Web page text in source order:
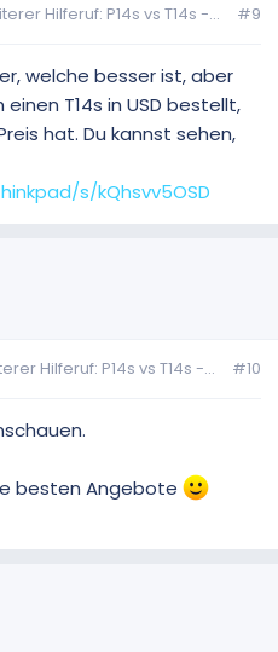
Hilferuf: P14s vs T14s -... #9
welche besser ist, aber
T14s in USD bestellt,
hat. Du kannst sehen,
s/kQhsvv5OSD
Hilferuf: P14s vs T14s -... #10
besten Angebote